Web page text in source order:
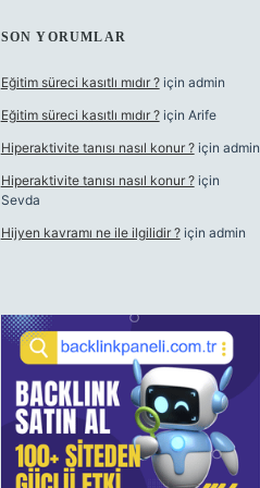
SON YORUMLAR
Eğitim süreci kasıtlı mıdır ?için admin
Eğitim süreci kasıtlı mıdır ?için Arife
Hiperaktivite tanısı nasıl konur ?için admin
Hiperaktivite tanısı nasıl konur ?için
Sevda
Hijyen kavramı ne ile ilgilidir ?için admin